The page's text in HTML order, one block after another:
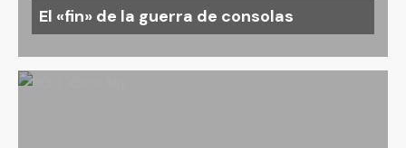
El «fin» de la guerra de consolas